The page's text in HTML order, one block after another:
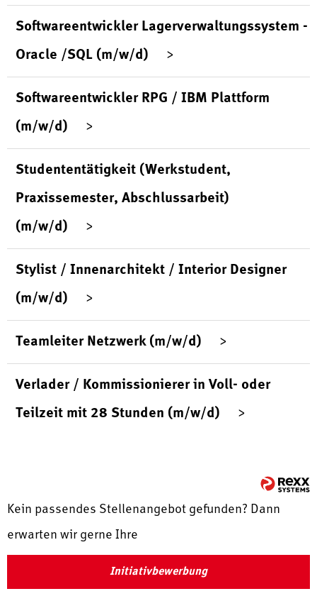
Softwareentwickler Lagerverwaltungssystem -
Oracle /SQL (m/w/d)
Softwareentwickler RPG / IBM Plattform
(m/w/d)
Studententätigkeit (Werkstudent,
Praxissemester, Abschlussarbeit)
(m/w/d)
Stylist / Innenarchitekt / Interior Designer
(m/w/d)
Teamleiter Netzwerk (m/w/d)
Verlader / Kommissionierer in Voll- oder
Teilzeit mit 28 Stunden (m/w/d)
Kein passendes Stellenangebot gefunden? Dann
erwarten wir gerne Ihre
Initiativbewerbung